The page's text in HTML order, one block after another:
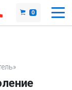
0